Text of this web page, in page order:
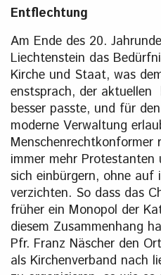
Entflechtung
Am Ende des 20.
Liechtenstein das
Kirche und Staat, was
enstsprach, der aktuellen
besser passte, und für
moderne Verwaltung
Menschenrechtkonformer
immer mehr
sich einbürgern, ohne auf
verzichten. So dass das
früher ein Monopol der
diesem Zusammenhang
Pfr. Franz Näscher den
als Kirchenverband nach